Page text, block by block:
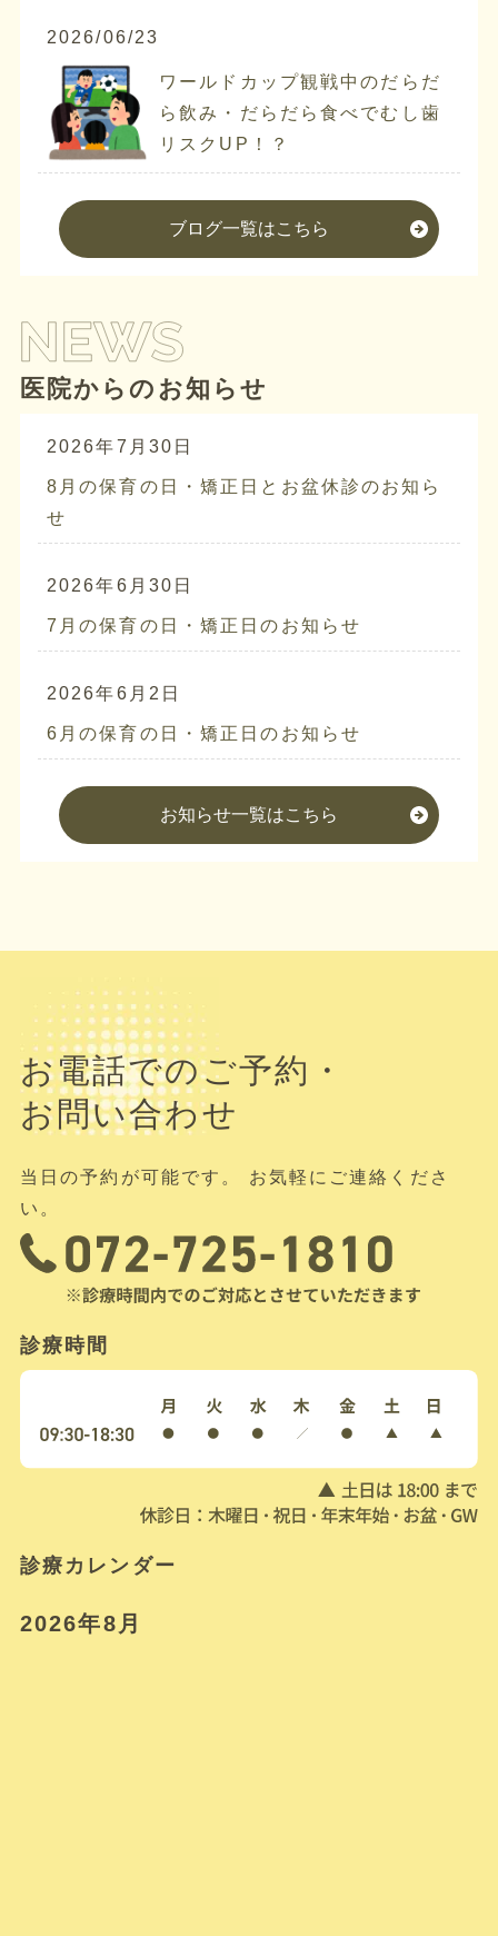
2026/06/23
ワールドカップ観戦中のだらだ
ら飲み・だらだら食べでむし歯
リスクUP！？
ブログ一覧はこちら
医院からのお知らせ
2026年7月30日
8月の保育の日・矯正日とお盆休診のお知ら
せ
2026年6月30日
7月の保育の日・矯正日のお知らせ
2026年6月2日
6月の保育の日・矯正日のお知らせ
お知らせ一覧はこちら
お電話でのご予約・
お問い合わせ
当日の予約が可能です。 お気軽にご連絡くださ
い。
診療時間
診療カレンダー
2026年8月